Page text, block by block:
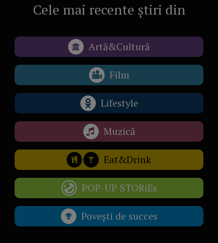
Cele mai recente știri din
Artă&Cultură
Film
Lifestyle
Muzică
Eat&Drink
POP-UP STORiEs
Povești de succes